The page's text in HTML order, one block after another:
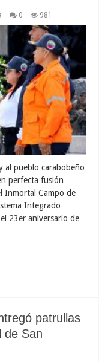
0 981
al pueblo carabobeño
perfecta fusión
Inmortal Campo de
Integrado
23er aniversario de
patrullas
de San